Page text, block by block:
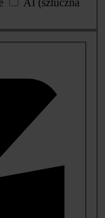
AI (sztuczna